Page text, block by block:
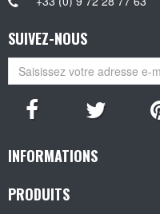
SUIVEZ-NOUS
INFORMATIONS
PRODUITS